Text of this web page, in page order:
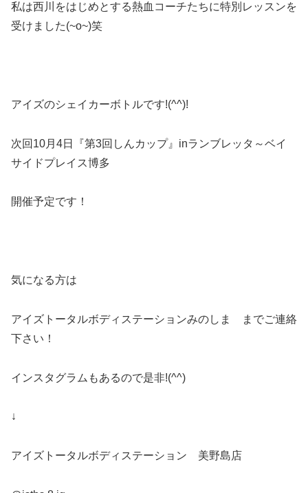
私は西川をはじめとする熱血コーチたちに特別レッスンを
受けました(~o~)笑
アイズのシェイカーボトルです!(^^)!
次回10月4日『第3回しんカップ』inランブレッタ～ベイ
サイドプレイス博多
開催予定です！
気になる方は
アイズトータルボディステーションみのしま までご連絡
下さい！
インスタグラムもあるので是非!(^^)
↓
アイズトータルボディステーション 美野島店